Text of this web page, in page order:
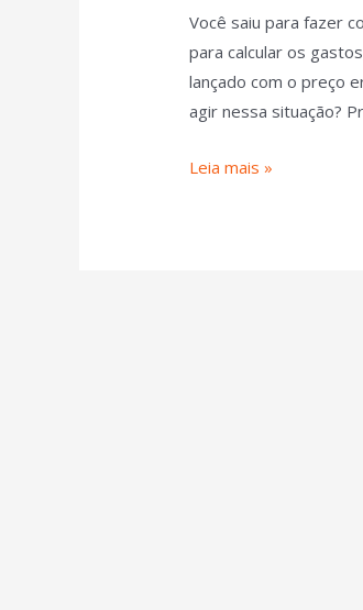
Você saiu para fazer
para calcular os
lançado com o preço
agir nessa situação?
Leia mais »